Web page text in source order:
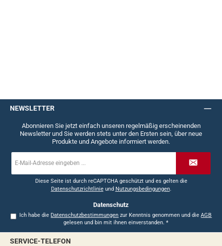
NEWSLETTER
Abonnieren Sie jetzt einfach unseren regelmäßig erscheinenden
Newsletter und Sie werden stets unter den Ersten sein, über neue
Produkte und Angebote informiert werden.
Mail-
Diese Seite ist durch reCAPTCHA geschützt und es gelten die
Datenschutzrichtlinieund Nutzungsbedingungen.
Datenschutz
Ich habe die Datenschutzbestimmungen zur Kenntnis genommen und dieAGB
gelesen und bin mit ihnen einverstanden. *
SERVICE-TELEFON